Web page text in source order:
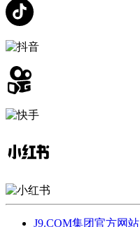
J9.COM集团官方网站